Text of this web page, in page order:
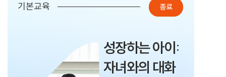
기본교육 종료
성장하는 아이:
자녀와의 대화